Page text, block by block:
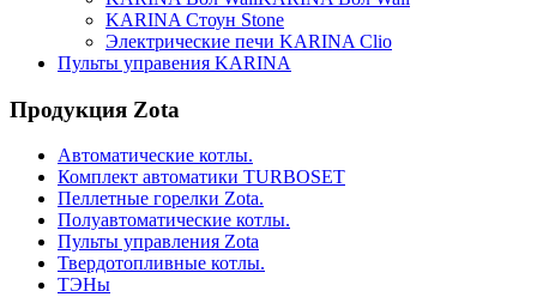
KARINA Стоун Stone
Электрические печи KARINA Clio
Пульты управения KARINA
Продукция Zota
Автоматические котлы.
Комплект автоматики TURBOSET
Пеллетные горелки Zota.
Полуавтоматические котлы.
Пульты управления Zota
Твердотопливные котлы.
ТЭНы